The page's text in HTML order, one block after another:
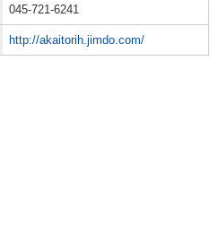
045-721-6241
http://akaitorih.jimdo.com/